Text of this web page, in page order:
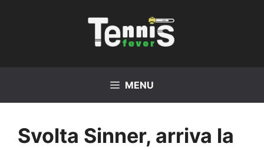
MENU
Svolta Sinner, arriva la